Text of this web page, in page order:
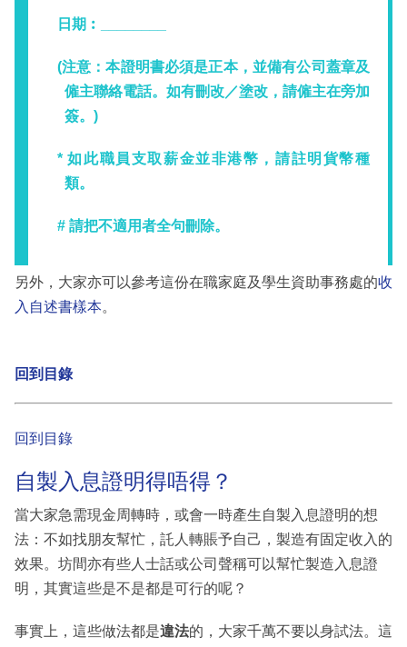
日期︰________
(注意：本證明書必須是正本，並備有公司蓋章及
僱主聯絡電話。如有刪改／塗改，請僱主在旁加
簽。)
* 如此職員支取薪金並非港幣，請註明貨幣種
類。
# 請把不適用者全句刪除。
另外，大家亦可以參考這份在職家庭及學生資助事務處的收
入自述書樣本。
回到目錄
回到目錄
自製入息證明得唔得？
當大家急需現金周轉時，或會一時產生自製入息證明的想
法：不如找朋友幫忙，託人轉賬予自己，製造有固定收入的
效果。坊間亦有些人士話或公司聲稱可以幫忙製造入息證
明，其實這些是不是都是可行的呢？
事實上，這些做法都是違法的，大家千萬不要以身試法。這